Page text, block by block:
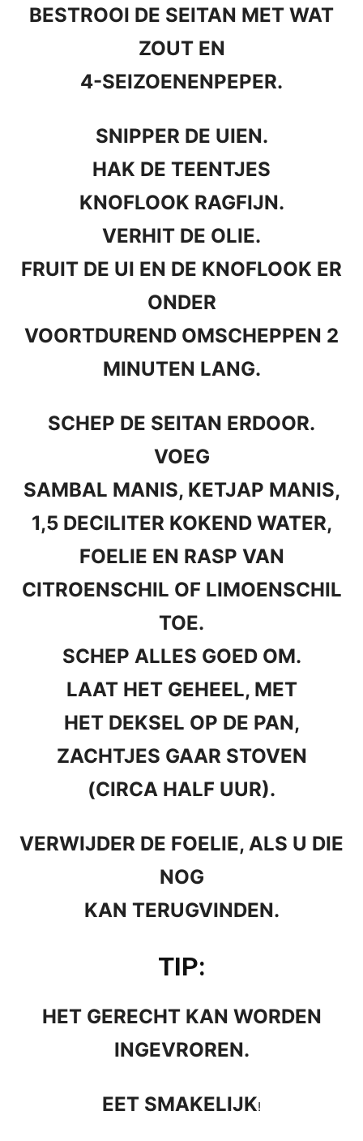
BESTROOI DE SEITAN MET WAT
ZOUT EN
4-SEIZOENENPEPER.
SNIPPER DE UIEN.
HAK DE TEENTJES
KNOFLOOK RAGFIJN.
VERHIT DE OLIE.
FRUIT DE UI EN DE KNOFLOOK ER
ONDER
VOORTDUREND OMSCHEPPEN 2
MINUTEN LANG.
SCHEP DE SEITAN ERDOOR.
VOEG
SAMBAL MANIS, KETJAP MANIS,
1,5 DECILITER KOKEND WATER,
FOELIE EN RASP VAN
CITROENSCHIL OF LIMOENSCHIL
TOE.
SCHEP ALLES GOED OM.
LAAT HET GEHEEL, MET
HET DEKSEL OP DE PAN,
ZACHTJES GAAR STOVEN
(CIRCA HALF UUR).
VERWIJDER DE FOELIE, ALS U DIE
NOG
KAN TERUGVINDEN.
TIP:
HET GERECHT KAN WORDEN
INGEVROREN.
EET SMAKELIJK!